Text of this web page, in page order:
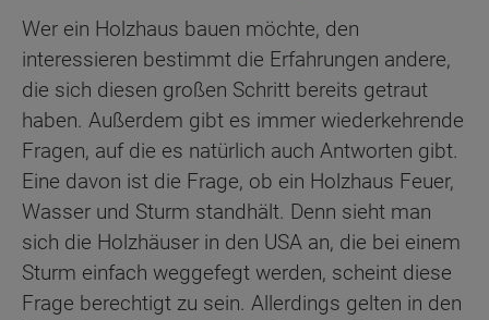
Wer ein Holzhaus bauen möchte, den
interessieren bestimmt die Erfahrungen andere,
die sich diesen großen Schritt bereits getraut
haben. Außerdem gibt es immer wiederkehrende
Fragen, auf die es natürlich auch Antworten gibt.
Eine davon ist die Frage, ob ein Holzhaus Feuer,
Wasser und Sturm standhält. Denn sieht man
sich die Holzhäuser in den USA an, die bei einem
Sturm einfach weggefegt werden, scheint diese
Frage berechtigt zu sein. Allerdings gelten in den